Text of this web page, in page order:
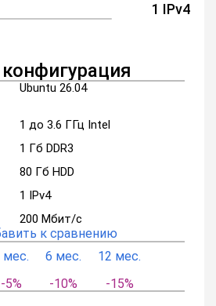
1 IPv4
Ubuntu 26.04
1 до 3.6 ГГц Intel
1 Гб DDR3
80 Гб HDD
1 IPv4
200 Мбит/с
к сравнению
мес.
-5%
6 мес.
-10%
12 мес.
-15%